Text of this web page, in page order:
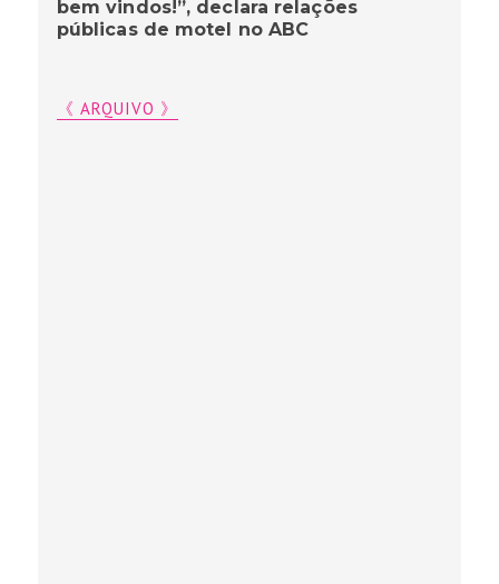
bem vindos!”, declara relações
públicas de motel no ABC
《 ARQUIVO 》